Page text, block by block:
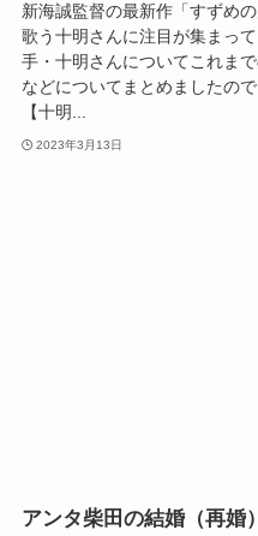
新海誠監督の最新作「すずめ
歌う十明さんに注目が集まっ
手・十明さんについてこれま
などについてまとめましたの
【十明...
2023年3月13日
アンタ柴田の結婚（再婚